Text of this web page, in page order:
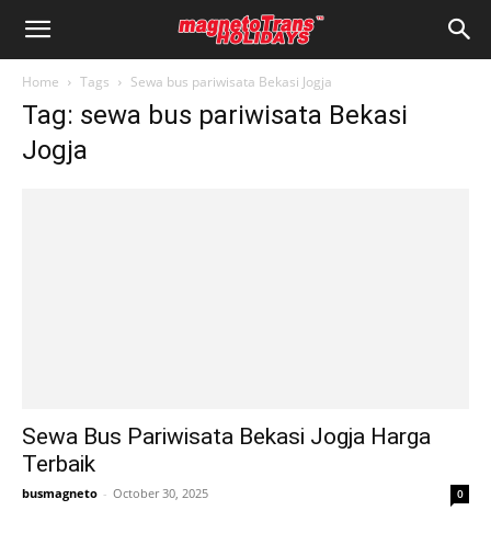
Home Tags Sewa bus pariwisata Bekasi Jogja
Tag: sewa bus pariwisata Bekasi
Jogja
Sewa Bus Pariwisata Bekasi Jogja Harga
Terbaik
busmagneto - October 30, 2025 0